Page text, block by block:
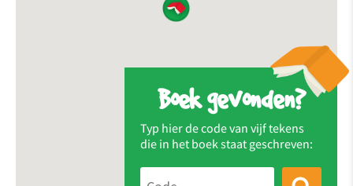
Boek gevonden?
Typ hier de code van vijf tekens
die in het boek staat geschreven: